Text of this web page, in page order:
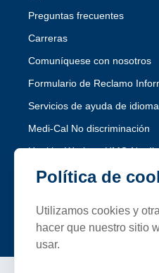
Preguntas frecuentes
Carreras
Comuníquese con nosotros
Formulario de Reclamo
Servicios de ayuda de idioma
Medi-Cal No discriminación
Healthy Workers HMO No
FacebookThreadsInstagram
Política de
Utilizamos cookies y
hacer que nuestro sitio
usar.